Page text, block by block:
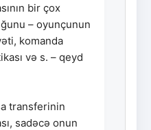
bir çox
– oyunçunun
komanda
və s. – qeyd
transferinin
sadəcə onun